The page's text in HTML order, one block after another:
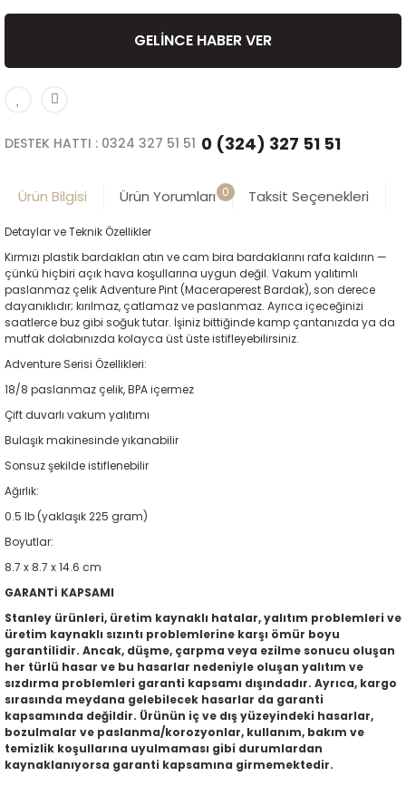
GELİNCE HABER VER
DESTEK HATTI : 0324 327 51 51 0 (324) 327 51 51
Ürün Bilgisi Ürün Yorumları 0 Taksit Seçenekleri
Detaylar ve Teknik Özellikler
Kırmızı plastik bardakları atın ve cam bira bardaklarını rafa kaldırın —
çünkü hiçbiri açık hava koşullarına uygun değil. Vakum yalıtımlı
paslanmaz çelik Adventure Pint (Maceraperest Bardak), son derece
dayanıklıdır; kırılmaz, çatlamaz ve paslanmaz. Ayrıca içeceğinizi
saatlerce buz gibi soğuk tutar. İşiniz bittiğinde kamp çantanızda ya da
mutfak dolabınızda kolayca üst üste istifleyebilirsiniz.
Adventure Serisi Özellikleri:
18/8 paslanmaz çelik, BPA içermez
Çift duvarlı vakum yalıtımı
Bulaşık makinesinde yıkanabilir
Sonsuz şekilde istiflenebilir
Ağırlık:
0.5 lb (yaklaşık 225 gram)
Boyutlar:
8.7 x 8.7 x 14.6 cm
GARANTİ KAPSAMI
Stanley ürünleri, üretim kaynaklı hatalar, yalıtım problemleri ve
üretim kaynaklı sızıntı problemlerine karşı ömür boyu
garantilidir. Ancak, düşme, çarpma veya ezilme sonucu oluşan
her türlü hasar ve bu hasarlar nedeniyle oluşan yalıtım ve
sızdırma problemleri garanti kapsamı dışındadır. Ayrıca, kargo
sırasında meydana gelebilecek hasarlar da garanti
kapsamında değildir. Ürünün iç ve dış yüzeyindeki hasarlar,
bozulmalar ve paslanma/korozyonlar, kullanım, bakım ve
temizlik koşullarına uyulmaması gibi durumlardan
kaynaklanıyorsa garanti kapsamına girmemektedir.